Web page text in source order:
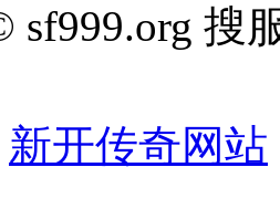
sf999.org 搜
新开传奇网站